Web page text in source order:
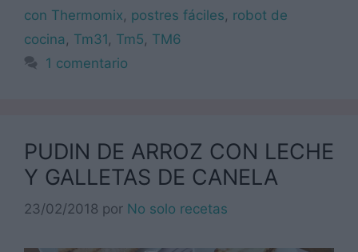
con Thermomix, postres fáciles, robot de
cocina , Tm31, Tm5, TM6
1 comentario
PUDIN DE ARROZ CON LECHE
Y GALLETAS DE CANELA
23/02/2018 por No solo recetas